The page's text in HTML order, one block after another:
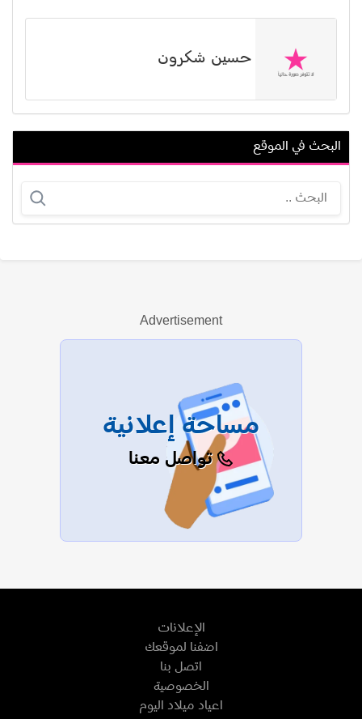
حسين شكرون
إبراهيم نجم
عرض الكل
البحث في الموقع
Advertisement
مساحة إعلانية
تواصل معنا
الإعلانات
اضفنا لموقعك
اتصل بنا
الخصوصية
اعياد ميلاد اليوم